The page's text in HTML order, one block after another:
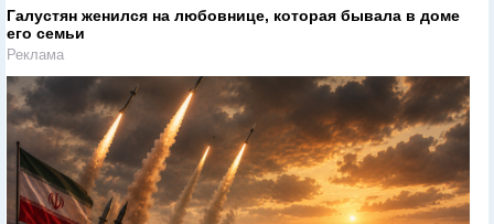
Галустян женился на любовнице, которая бывала в доме
его семьи
Реклама